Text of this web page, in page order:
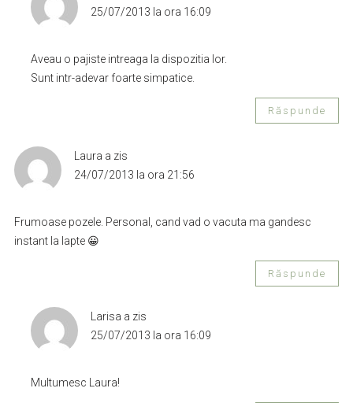
25/07/2013 la ora 16:09
Aveau o pajiste intreaga la dispozitia lor.
Sunt intr-adevar foarte simpatice.
Răspunde
Laura a zis
24/07/2013 la ora 21:56
Frumoase pozele. Personal, cand vad o vacuta ma gandesc
instant la lapte 😀
Răspunde
Larisa a zis
25/07/2013 la ora 16:09
Multumesc Laura!